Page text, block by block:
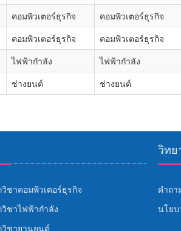
คอมพิวเตอร์ธุรกิจ คอมพิวเตอร์ธุรกิจ
คอมพิวเตอร์ธุรกิจ คอมพิวเตอร์ธุรกิจ
ไฟฟ้ากำลัง ไฟฟ้ากำลัง
ช่างยนต์ ช่างยนต์
ชาคอมพิวเตอร์ธุรกิจ
ชาไฟฟ้ากำลัง
ชายานยนต์
วิทย
คำถ
นโยบ